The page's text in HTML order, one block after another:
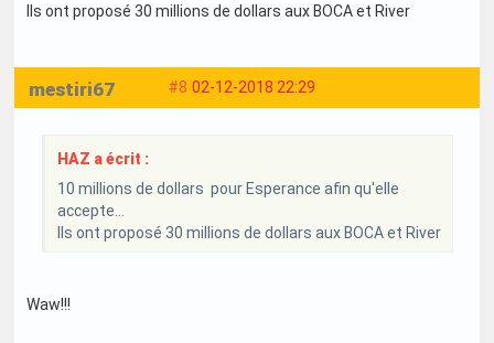
Ils ont proposé 30 millions de dollars aux BOCA et River
#8 02-12-2018 22:29
mestiri67
HAZ a écrit :
10 millions de dollars pour Esperance afin qu'elle
accepte...
Ils ont proposé 30 millions de dollars aux BOCA et River
Waw!!!